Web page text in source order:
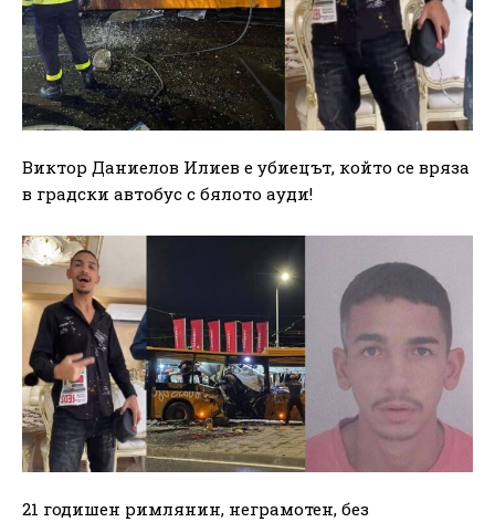
Виктор Даниелов Илиев е убиецът, който се вряза
в градски автобус с бялото ауди!
21 годишен римлянин, неграмотен, без